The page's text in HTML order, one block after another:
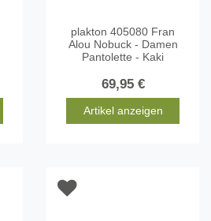
plakton 405080 Fran
Alou Nobuck - Damen
Pantolette - Kaki
69,95 €
Artikel anzeigen